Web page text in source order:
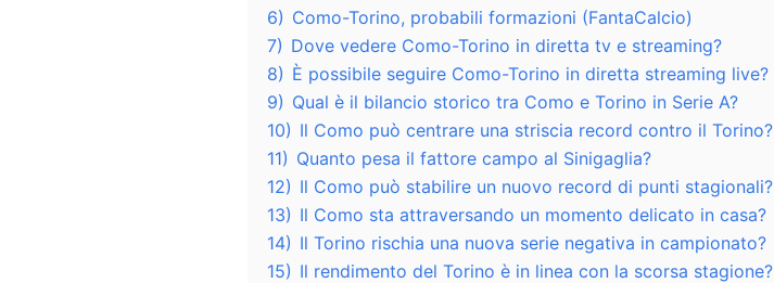
6) Como-Torino, probabili formazioni (FantaCalcio)
7) Dove vedere Como-Torino in diretta tv e streaming?
8) È possibile seguire Como-Torino in diretta streaming live?
9) Qual è il bilancio storico tra Como e Torino in Serie A?
10) Il Como può centrare una striscia record contro il Torino?
11) Quanto pesa il fattore campo al Sinigaglia?
12) Il Como può stabilire un nuovo record di punti stagionali?
13) Il Como sta attraversando un momento delicato in casa?
14) Il Torino rischia una nuova serie negativa in campionato?
15) Il rendimento del Torino è in linea con la scorsa stagione?